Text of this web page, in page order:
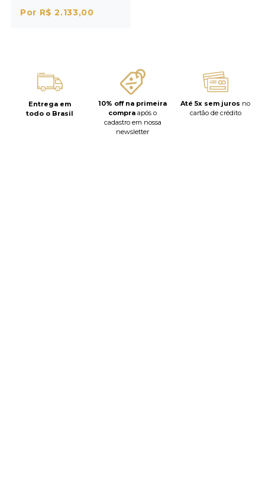
Por R$ 2.133,00
Entrega em
todo o Brasil
10% off na primeira
compra após o
cadastro em nossa
newsletter
Até 5x sem juros no
cartão de crédito